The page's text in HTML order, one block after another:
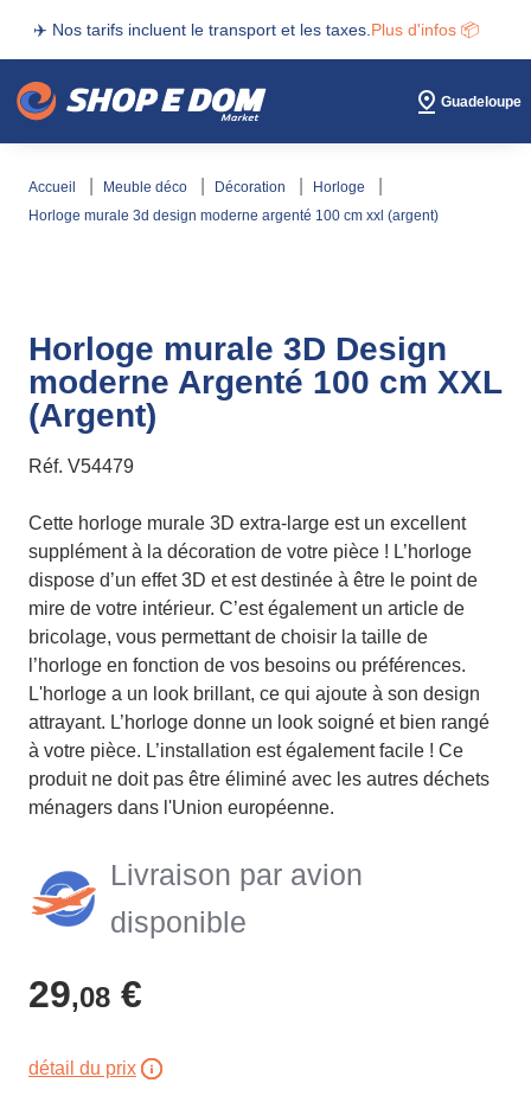
✈️ Nos tarifs incluent le transport et les taxes. Plus d'infos 📦
Guadeloupe
accueil meuble déco décoration
horloge
horloge murale 3d design moderne argenté 100 cm xxl (argent)
Horloge murale 3D Design
moderne Argenté 100 cm XXL
(Argent)
Réf. V54479
Cette horloge murale 3D extra-large est un excellent
supplément à la décoration de votre pièce ! L’horloge
dispose d’un effet 3D et est destinée à être le point de
mire de votre intérieur. C’est également un article de
bricolage, vous permettant de choisir la taille de
l’horloge en fonction de vos besoins ou préférences.
L'horloge a un look brillant, ce qui ajoute à son design
attrayant. L’horloge donne un look soigné et bien rangé
à votre pièce. L’installation est également facile ! Ce
produit ne doit pas être éliminé avec les autres déchets
ménagers dans l'Union européenne.
Livraison par avion
disponible
29,08 €
détail du prix